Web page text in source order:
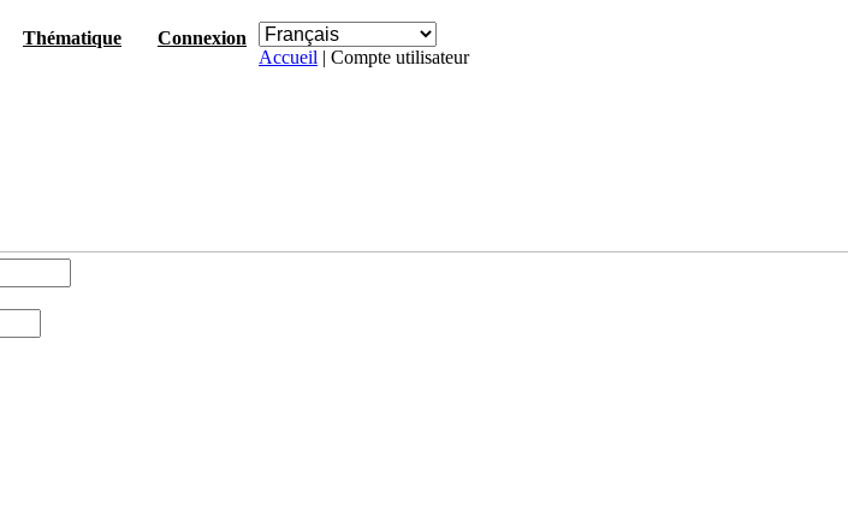
Thématique
Connexion
Accueil | Compte utilisateur